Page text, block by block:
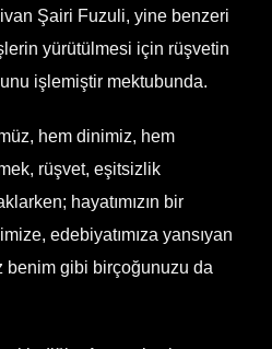
Şairi Fuzuli, yine benzeri
yürütülmesi için rüşvetin
işlemiştir mektubunda.
hem dinimiz, hem
rüşvet, eşitsizlik
hayatımızın bir
edebiyatımıza yansıyan
benim gibi birçoğunuzu da